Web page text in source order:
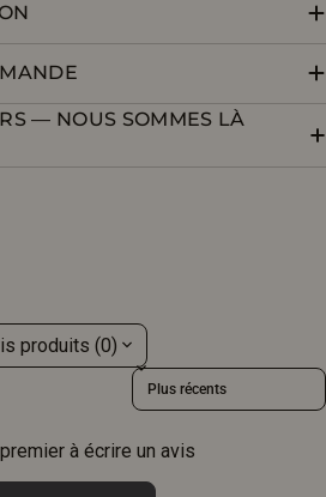
— NOUS SOMMES LÀ
produits (0)
Sort reviews by
à écrire un avis